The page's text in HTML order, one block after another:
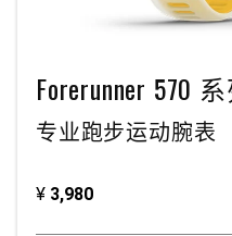
Forerunner 570
专业跑步运动腕表
¥ 3,980